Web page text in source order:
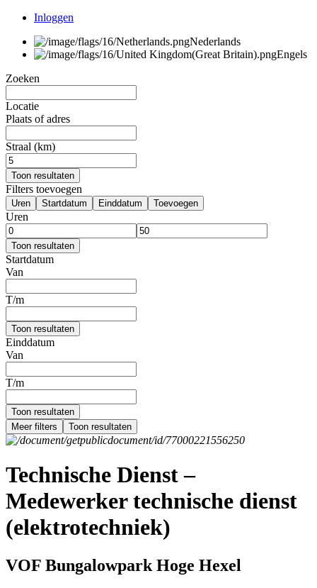
Inloggen
Nederlands
Engels
Zoeken
Locatie
Plaats of adres
Straal (km)
Toon resultaten
Filters toevoegen
Uren Startdatum Einddatum Toevoegen
Uren
Toon resultaten
Startdatum
Van
T/m
Toon resultaten
Einddatum
Van
T/m
Toon resultaten
Meer filters
Toon resultaten
Technische Dienst –
Medewerker technische dienst
(elektrotechniek)
VOF Bungalowpark Hoge Hexel